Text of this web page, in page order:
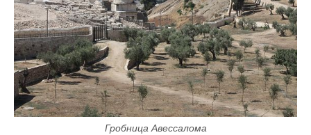
Гробница Авессалома